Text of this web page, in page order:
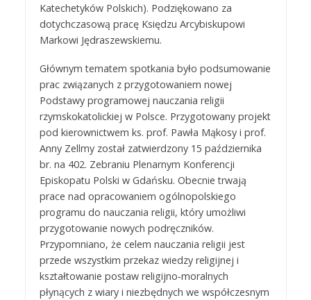
Katechetyków Polskich). Podziękowano za
dotychczasową pracę Księdzu Arcybiskupowi
Markowi Jędraszewskiemu.
Głównym tematem spotkania było podsumowanie
prac związanych z przygotowaniem nowej
Podstawy programowej nauczania religii
rzymskokatolickiej w Polsce. Przygotowany projekt
pod kierownictwem ks. prof. Pawła Mąkosy i prof.
Anny Zellmy został zatwierdzony 15 października
br. na 402. Zebraniu Plenarnym Konferencji
Episkopatu Polski w Gdańsku. Obecnie trwają
prace nad opracowaniem ogólnopolskiego
programu do nauczania religii, który umożliwi
przygotowanie nowych podręczników.
Przypomniano, że celem nauczania religii jest
przede wszystkim przekaz wiedzy religijnej i
kształtowanie postaw religijno‑moralnych
płynących z wiary i niezbędnych we współczesnym